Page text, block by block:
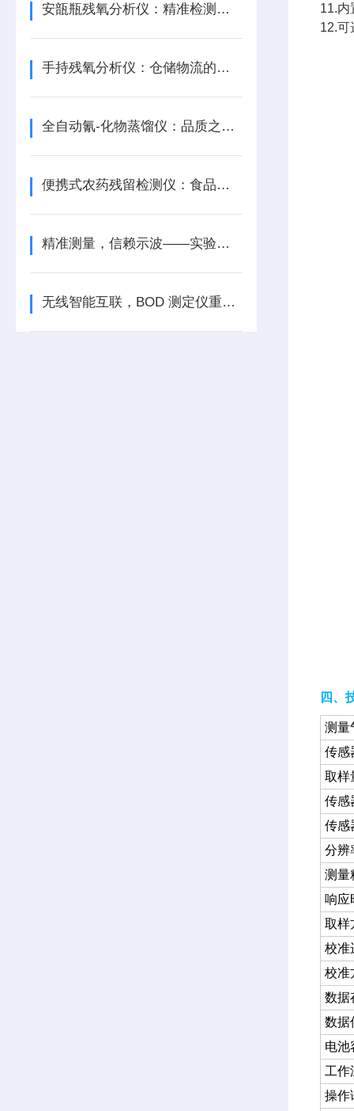
安瓿瓶残氧分析仪：精准检测，开启高效生产新篇
手持残氧分析仪：仓储物流的保鲜灯塔
全自动氰-化物蒸馏仪：品质之选，信赖之选
便携式农药残留检测仪：食品安全的移动哨所
精准测量，信赖示波——实验室极谱仪
无线智能互联，BOD 测定仪重塑检测数据管理
11.内
12.可
四、
测量
传感
取样
传感
传感
分辨
测量
响应
取样
校准
校准
数据
数据
电池
工作
操作